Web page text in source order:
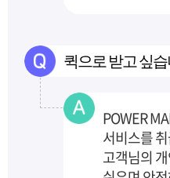
퀵으로 받고 싶
POWER
서비스를
고객님의